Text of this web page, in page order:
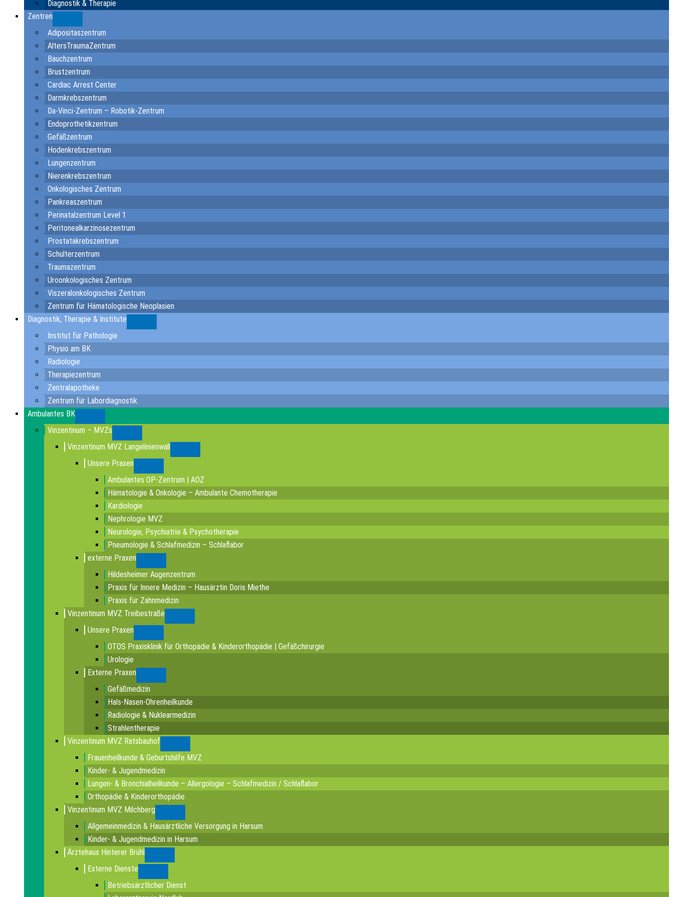
Diagnostik & Therapie
Zentren
Adipositaszentrum
AltersTraumaZentrum
Bauchzentrum
Brustzentrum
Cardiac Arrest Center
Darmkrebszentrum
Da-Vinci-Zentrum – Robotik-Zentrum
Endoprothetikzentrum
Gefäßzentrum
Hodenkrebszentrum
Lungenzentrum
Nierenkrebszentrum
Onkologisches Zentrum
Pankreaszentrum
Perinatalzentrum Level 1
Peritonealkarzinosezentrum
Prostatakrebszentrum
Schulterzentrum
Traumazentrum
Uroonkologisches Zentrum
Viszeralonkologisches Zentrum
Zentrum für Hämatologische Neoplasien
Diagnostik, Therapie & Institute
Institut für Pathologie
Physio am BK
Radiologie
Therapiezentrum
Zentralapotheke
Zentrum für Labordiagnostik
Ambulantes BK
Vinzentinum – MVZs
Vinzentinum MVZ Langelinienwall
Unsere Praxen
Ambulantes OP-Zentrum | AOZ
Hämatologie & Onkologie – Ambulante Chemotherapie
Kardiologie
Nephrologie MVZ
Neurologie, Psychiatrie & Psychotherapie
Pneumologie & Schlafmedizin – Schlaflabor
externe Praxen
Hildesheimer Augenzentrum
Praxis für Innere Medizin – Hausärztin Doris Miethe
Praxis für Zahnmedizin
Vinzentinum MVZ Treibestraße
Unsere Praxen
OTOS Praxisklinik für Orthopädie & Kinderorthopädie | Gefäßchirurgie
Urologie
Externe Praxen
Gefäßmedizin
Hals-Nasen-Ohrenheilkunde
Radiologie & Nuklearmedizin
Strahlentherapie
Vinzentinum MVZ Ratsbauhof
Frauenheilkunde & Geburtshilfe MVZ
Kinder- & Jugendmedizin
Lungen- & Bronchialheilkunde – Allergologie – Schlafmedizin / Schlaflabor
Orthopädie & Kinderorthopädie
Vinzentinum MVZ Milchberg
Allgemeinmedizin & Hausärztliche Versorgung in Harsum
Kinder- & Jugendmedizin in Harsum
Ärztehaus Hinterer Brühl
Externe Dienste
Betriebsärztlicher Dienst